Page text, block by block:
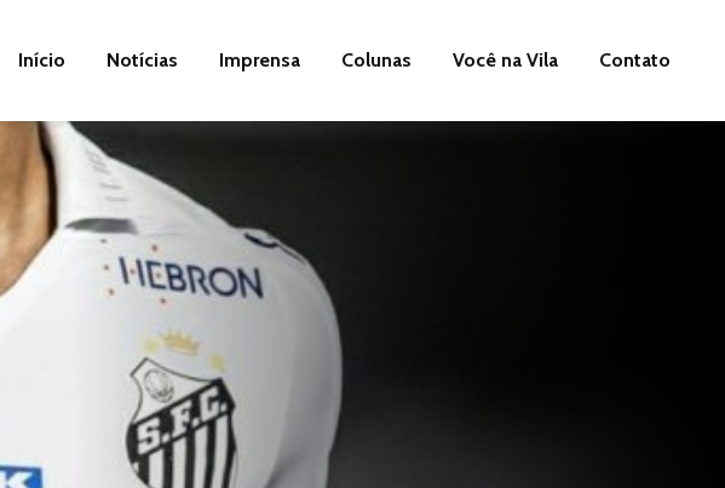
Início Notícias Imprensa Colunas Você na Vila Contato